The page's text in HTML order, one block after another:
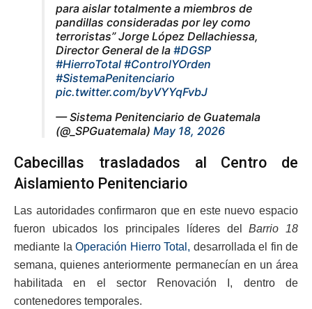
para aislar totalmente a miembros de
pandillas consideradas por ley como
terroristas” Jorge López Dellachiessa,
Director General de la #DGSP
#HierroTotal #ControlYOrden
#SistemaPenitenciario
pic.twitter.com/byVYYqFvbJ
— Sistema Penitenciario de Guatemala
(@_SPGuatemala) May 18, 2026
Cabecillas trasladados al Centro de
Aislamiento Penitenciario
Las autoridades confirmaron que en este nuevo espacio
fueron ubicados los principales líderes delBarrio 18
mediante la Operación Hierro Total , desarrollada el fin de
semana, quienes anteriormente permanecían en un área
habilitada en el sector Renovación I, dentro de
contenedores temporales.